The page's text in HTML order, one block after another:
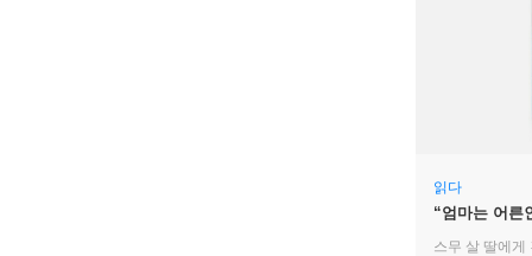
읽다
“엄마는 어른
스무 살 딸에게